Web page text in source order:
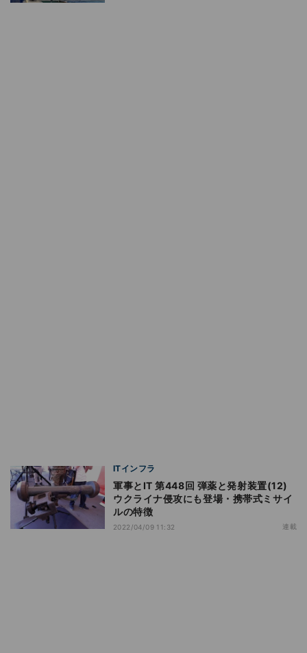
ITインフラ
軍事とIT 第448回 弾薬と発射装置(12)
ウクライナ侵攻にも登場・携帯式ミサイ
ルの特徴
2022/04/09 11:32 連載